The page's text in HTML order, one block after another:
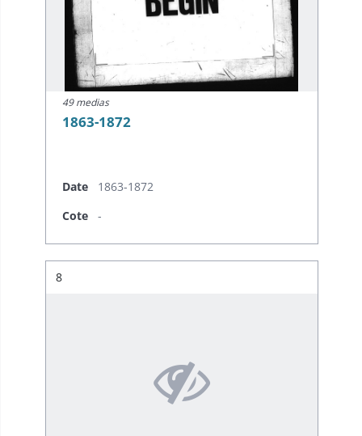
49 medias
1863-1872
Date
1863-1872
Cote
-
Résultat n°
8